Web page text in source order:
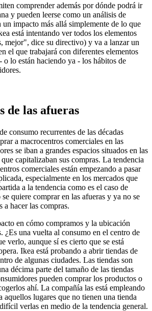
comprender además por dónde podrá ir
y pueden leerse como un análisis de
un impacto más allá simplemente de lo que
está intentando ver todos los elementos
mejor", dice su directivo) y va a lanzar un
el que trabajará con diferentes elementos
o lo están haciendo ya - los hábitos de
de las afueras
consumo recurrentes de las décadas
a macrocentros comerciales en las
se iban a grandes espacios situados en las
capitalizaban sus compras. La tendencia
comerciales están empezando a pasar
especialmente en los mercados que
a la tendencia como es el caso de
quiere comprar en las afueras y ya no se
a hacer las compras.
en cómo compramos y la ubicación
¿Es una vuelta al consumo en el centro de
verlo, aunque sí es cierto que se está
Ikea está probando a abrir tiendas de
de algunas ciudades. Las tiendas son
décima parte del tamaño de las tiendas
pueden comprar los productos o
ahí. La compañía las está empleando
aquellos lugares que no tienen una tienda
verlas en medio de la tendencia general.